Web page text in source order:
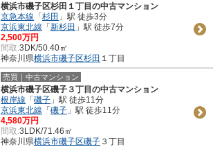
横浜市磯子区杉田１丁目の中古マンション
京急本線 「杉田 」駅 徒歩3分
京浜東北線 「新杉田 」駅 徒歩7分
2,500万円
間取:3DK/50.40㎡
神奈川県横浜市磯子区杉田 １丁目
売買｜中古マンション
横浜市磯子区磯子３丁目の中古マンション
根岸線 「磯子 」駅 徒歩11分
京浜東北線 「磯子 」駅 徒歩11分
4,580万円
間取:3LDK/71.46㎡
神奈川県横浜市磯子区磯子 ３丁目